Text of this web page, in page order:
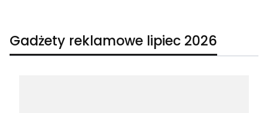
Gadżety reklamowe lipiec 2026